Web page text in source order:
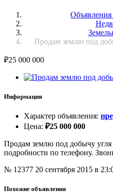
Объявления
Продам землю под
₽25 000 000
Информация
Характер объявления:
Цена: ₽25 000 000
Продам землю под добычу
подробности по телефону.
№ 12377 20 сентября 2015 в
Похожие объявления